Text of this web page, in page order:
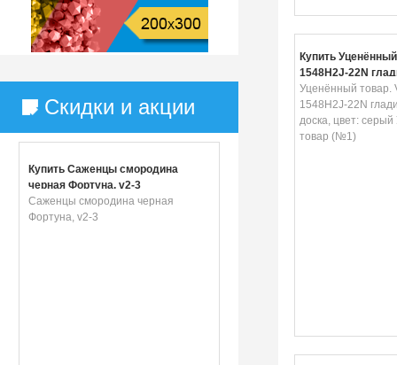
Скидки и акции
Купить Саженцы смородина
черная Фортуна, v2-3
Саженцы смородина черная
Фортуна, v2-3
Купить
1548H2J-22N
доска, цвет:
Уцененный товар
Уценённый товар.
1548H2J-22N
доска, цвет:
товар (№1)